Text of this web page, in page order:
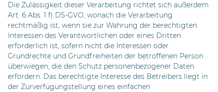
Die Zulässigkeit dieser Verarbeitung richtet sich außerdem
Art. 6 Abs. 1 f) DS-GVO, wonach die Verarbeitung
rechtmäßig ist, wenn sie zur Wahrung der berechtigten
Interessen des Verantwortlichen oder eines Dritten
erforderlich ist, sofern nicht die Interessen oder
Grundrechte und Grundfreiheiten der betroffenen Person
überwiegen, die den Schutz personenbezogener Daten
erfordern. Das berechtigte Interesse des Betreibers liegt in
der Zurverfügungstellung eines einfachen